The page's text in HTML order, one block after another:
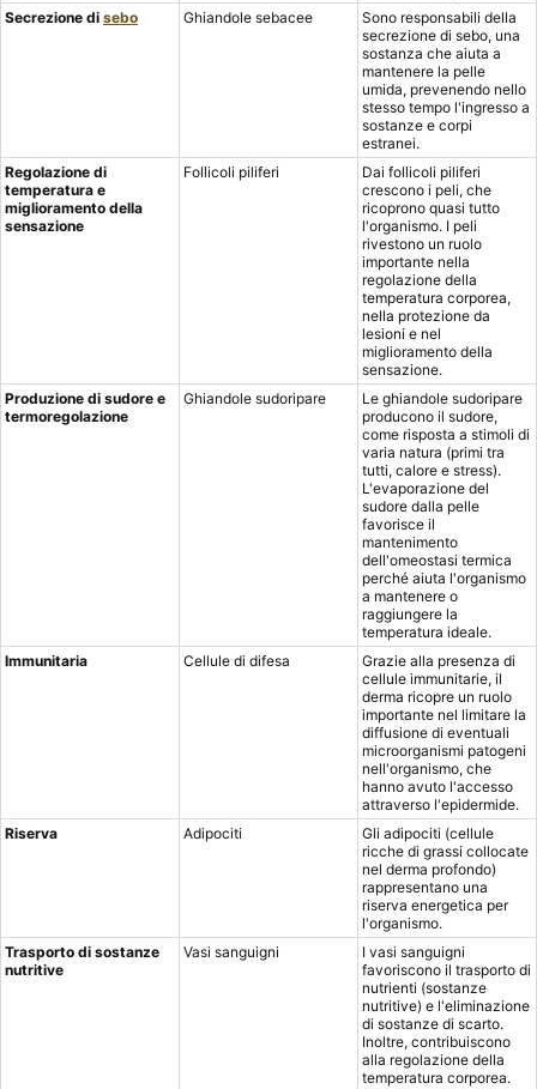
Secrezione di sebo Ghiandole sebacee
Sono responsabili della
secrezione di sebo, una
sostanza che aiuta a
mantenere la pelle
umida, prevenendo nello
stesso tempo l'ingresso a
sostanze e corpi
estranei.
Regolazione di
temperatura e
miglioramento della
sensazione
Follicoli piliferi
Dai follicoli piliferi
crescono i peli, che
ricoprono quasi tutto
l'organismo. I peli
rivestono un ruolo
importante nella
regolazione della
temperatura corporea,
nella protezione da
lesioni e nel
miglioramento della
sensazione.
Produzione di sudore e
termoregolazione
Ghiandole sudoripare
Le ghiandole sudoripare
producono il sudore,
come risposta a stimoli di
varia natura (primi tra
tutti, calore e stress).
L'evaporazione del
sudore dalla pelle
favorisce il
mantenimento
dell'omeostasi termica
perché aiuta l'organismo
a mantenere o
raggiungere la
temperatura ideale.
Immunitaria
Cellule di difesa
Grazie alla presenza di
cellule immunitarie, il
derma ricopre un ruolo
importante nel limitare la
diffusione di eventuali
microorganismi patogeni
nell'organismo, che
hanno avuto l'accesso
attraverso l'epidermide.
Riserva
Adipociti
Gli adipociti (cellule
ricche di grassi collocate
nel derma profondo)
rappresentano una
riserva energetica per
l'organismo.
Trasporto di sostanze
nutritive
Vasi sanguigni
I vasi sanguigni
favoriscono il trasporto di
nutrienti (sostanze
nutritive) e l'eliminazione
di sostanze di scarto.
Inoltre, contribuiscono
alla regolazione della
temperatura corporea.